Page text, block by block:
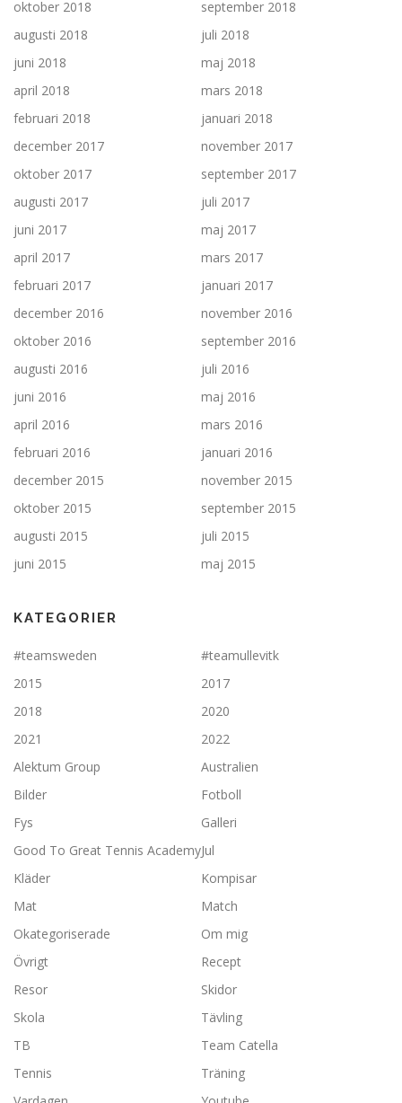
oktober 2018
september 2018
augusti 2018
juli 2018
juni 2018
maj 2018
april 2018
mars 2018
februari 2018
januari 2018
december 2017
november 2017
oktober 2017
september 2017
augusti 2017
juli 2017
juni 2017
maj 2017
april 2017
mars 2017
februari 2017
januari 2017
december 2016
november 2016
oktober 2016
september 2016
augusti 2016
juli 2016
juni 2016
maj 2016
april 2016
mars 2016
februari 2016
januari 2016
december 2015
november 2015
oktober 2015
september 2015
augusti 2015
juli 2015
juni 2015
maj 2015
KATEGORIER
#teamsweden
#teamullevitk
2015
2017
2018
2020
2021
2022
Alektum Group
Australien
Bilder
Fotboll
Fys
Galleri
Good To Great Tennis AcademyJul
Kläder
Kompisar
Mat
Match
Okategoriserade
Om mig
Övrigt
Recept
Resor
Skidor
Skola
Tävling
TB
Team Catella
Tennis
Träning